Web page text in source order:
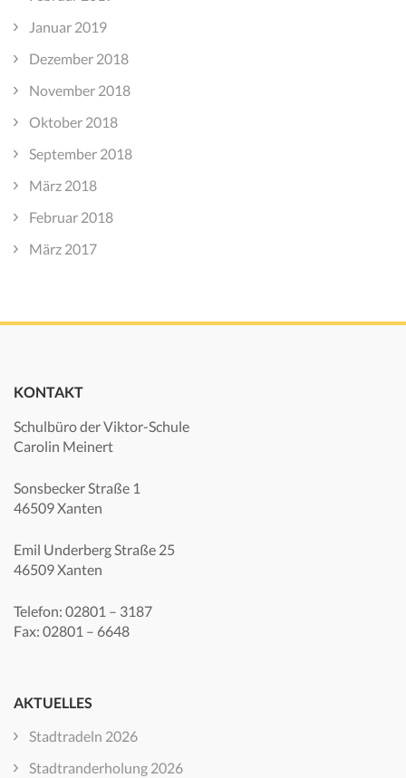
Januar 2019
Dezember 2018
November 2018
Oktober 2018
September 2018
März 2018
Februar 2018
März 2017
KONTAKT
Schulbüro der Viktor-Schule
Carolin Meinert
Sonsbecker Straße 1
46509 Xanten
Emil Underberg Straße 25
46509 Xanten
Telefon: 02801 – 3187
Fax: 02801 – 6648
AKTUELLES
Stadtradeln 2026
Stadtranderholung 2026